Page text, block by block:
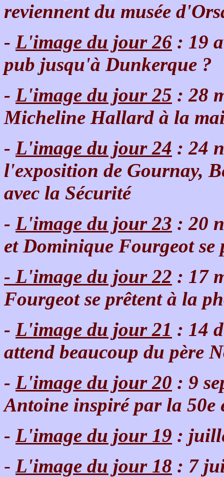
reviennent du musée
- L'image du jour 26 : 19
pub jusqu'à Dunkerque ?
- L'image du jour 25 : 28
Micheline Hallard à la
- L'image du jour 24 : 24
l'exposition de Gournay,
avec la Sécurité
- L'image du jour 23 : 20
et Dominique Fourgeot se
- L'image du jour 22 : 17
Fourgeot se prêtent à la
- L'image du jour 21 : 14
attend beaucoup du père
- L'image du jour 20 : 9
Antoine inspiré par la 50e
- L'image du jour 19 :
- L'image du jour 18 : 7